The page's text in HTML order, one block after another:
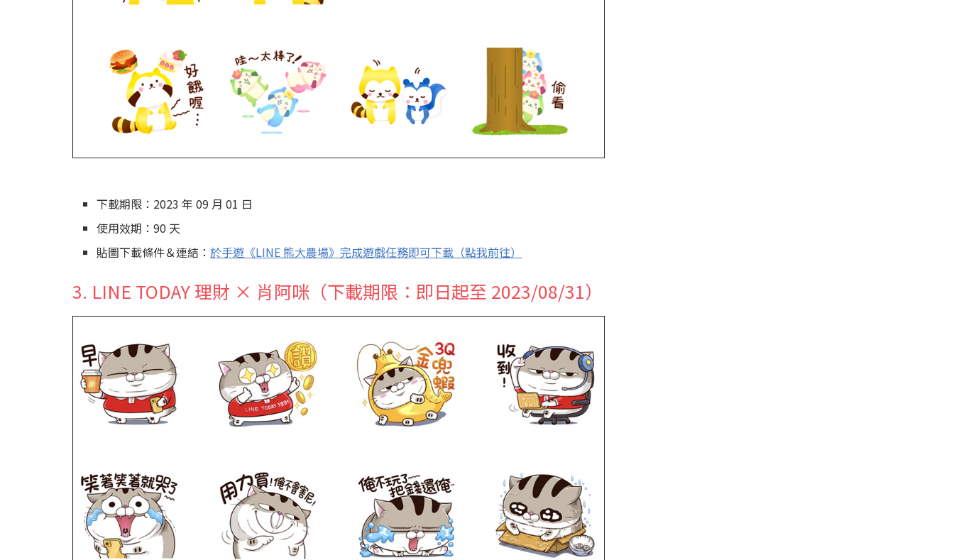
下載期限：2023 年 09 月 01 日
使用效期：90 天
貼圖下載條件＆連結：於手遊《LINE 熊大農場》完成遊戲任務即可下載（點我前往）
3. LINE TODAY 理財 × 肖阿咪（下載期限：即日起至 2023/08/31）